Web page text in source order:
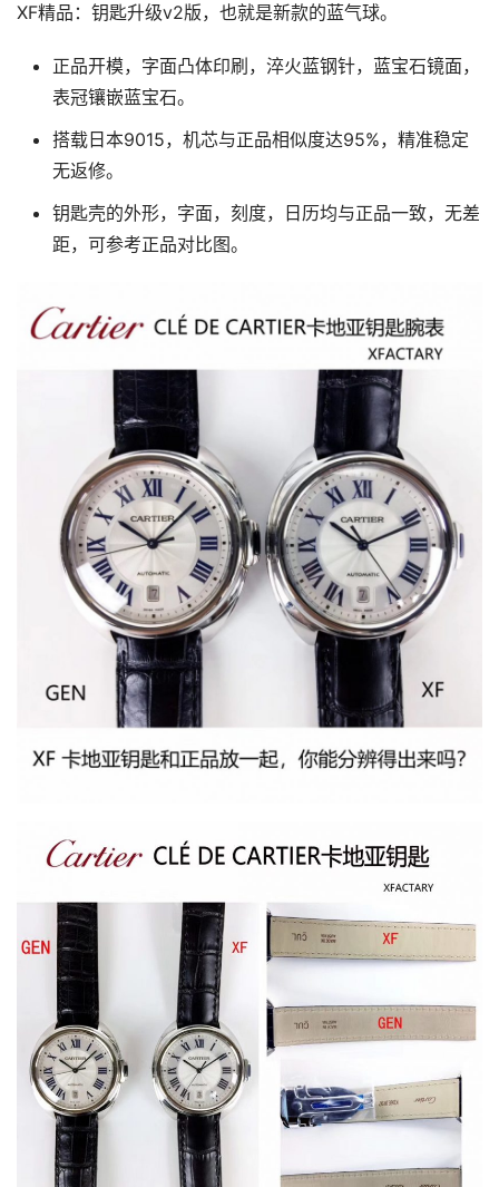
XF精品：钥匙升级v2版，也就是新款的蓝气球。
正品开模，字面凸体印刷，淬火蓝钢针，蓝宝石镜面，
表冠镶嵌蓝宝石。
搭载日本9015，机芯与正品相似度达95%，精准稳定
无返修。
钥匙壳的外形，字面，刻度，日历均与正品一致，无差
距，可参考正品对比图。